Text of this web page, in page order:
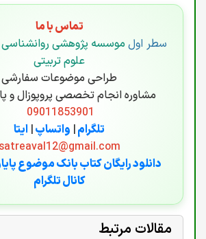
تماس با ما
سطر اول موسسه پژوهشی روانشناسی
علوم تربیتی
طراحی موضوعات سفارشی
مشاوره انجام تخصصی پروپوزال و
09011853901
تلگرام| واتساپ| ایتا
satreaval12@gmail.com
دانلود رایگان کتاب بانک موضوع
کانال تلگرام
مقالات مرتبط